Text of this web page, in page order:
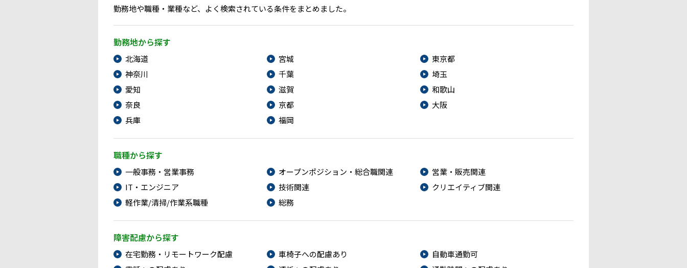
勤務地や職種・業種など、よく検索されている条件をまとめました。
勤務地から探す
北海道 宮城
東京都
神奈川
千葉
埼玉
愛知
滋賀
和歌山
奈良
京都
大阪
兵庫
福岡
職種から探す
一般事務・営業事務 オープンポジション・総合職関連
営業・販売関連
IT・エンジニア
技術関連
クリエイティブ関連
軽作業/清掃/作業系職種
総務
障害配慮から探す
在宅勤務・リモートワーク配慮 車椅子への配慮あり
自動車通勤可